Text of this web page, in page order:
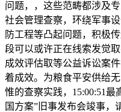
问题，，这些范畴都涉及
社会管理查察，环绕军事
防工程等凸起问题，积极
段可以或许正在线索发觉
成效评估取等公益诉讼案
着成效。为粮食平安供给
惟的查察实践，15:00:51
国方案”旧事发布会竣事，